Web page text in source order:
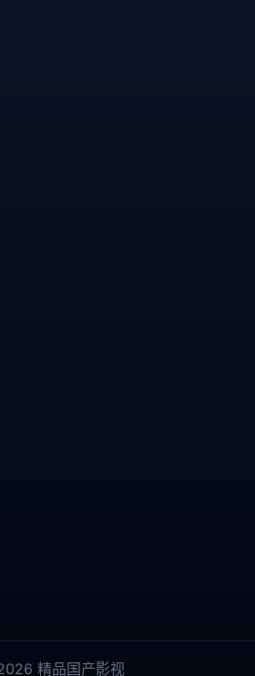
精品国产影视